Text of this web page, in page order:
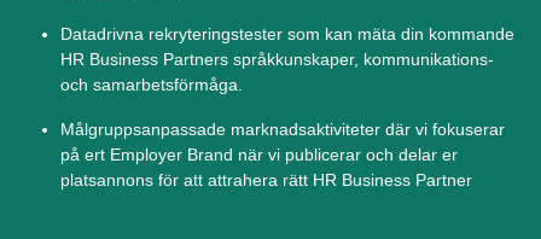
Datadrivna rekryteringstester som kan mäta din kommande
HR Business Partners språkkunskaper, kommunikations-
och samarbetsförmåga.
Målgruppsanpassade marknadsaktiviteter där vi fokuserar
på ert Employer Brand när vi publicerar och delar er
platsannons för att attrahera rätt HR Business Partner